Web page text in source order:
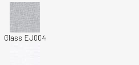
Glass EJ004